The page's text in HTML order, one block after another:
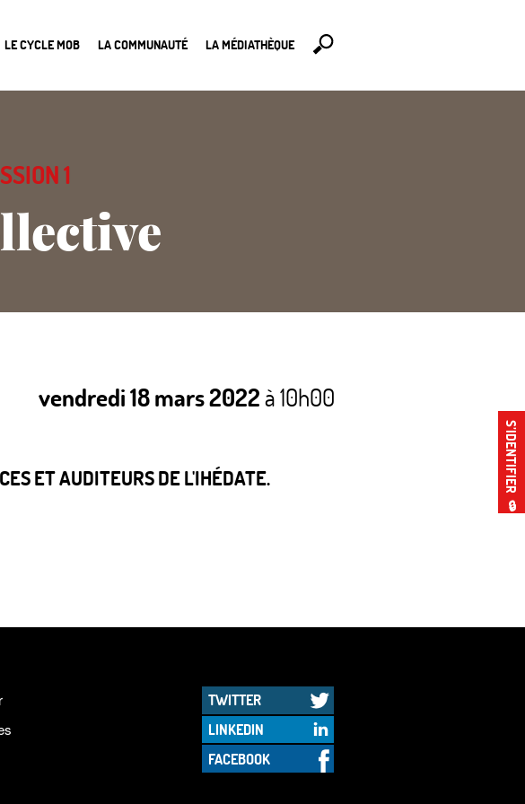
LE CYCLE MOB LA COMMUNAUTÉ LA MÉDIATHÈQUE
S’IDENTIFIER
🔒
1
vendredi 18 mars 2022à 10h00
ET AUDITEURS DE L'IHÉDATE.
TWITTER
LINKEDIN
FACEBOOK